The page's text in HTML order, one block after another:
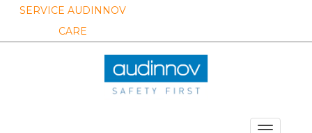
SERVICE AUDINNOV
CARE